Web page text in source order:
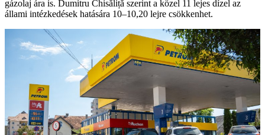
gázolaj ára is. Dumitru Chisăliță szerint a közel 11 lejes dízel az
állami intézkedések hatására 10–10,20 lejre csökkenhet.